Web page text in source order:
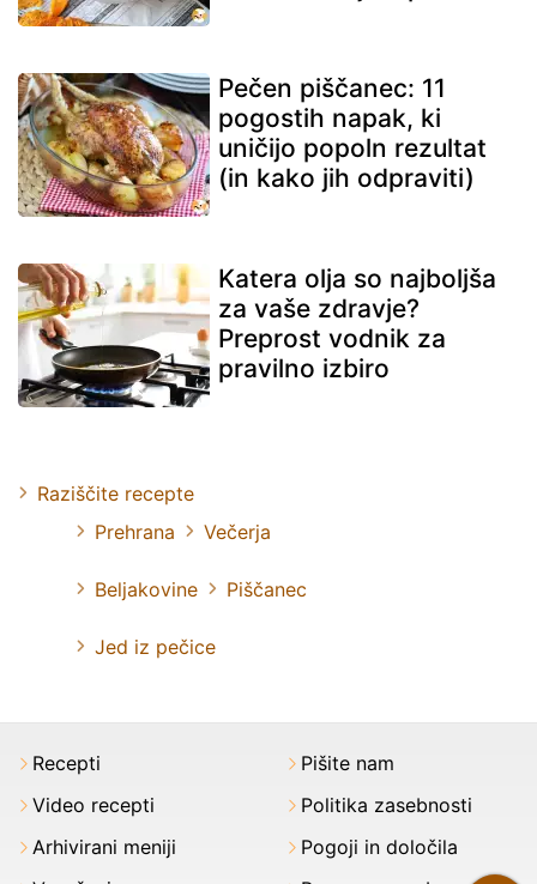
Pečen piščanec: 11
pogostih napak, ki
uničijo popoln rezultat
(in kako jih odpraviti)
Katera olja so najboljša
za vaše zdravje?
Preprost vodnik za
pravilno izbiro
Raziščite recepte
Prehrana
Večerja
Beljakovine Piščanec
Jed iz pečice
Recepti
Video recepti
Arhivirani meniji
Pišite nam
Politika zasebnosti
Pogoji in določila